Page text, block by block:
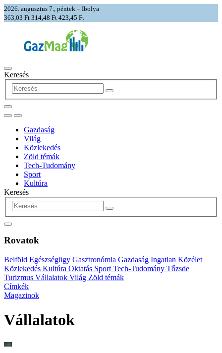
2026. augusztus 7., péntek – Ibolya
363,03 Ft 314,48 Ft 423,45 Ft
Keresés
Gazdaság
Világ
Közlekedés
Zöld témák
Tech-Tudomány
Sport
Kultúra
Keresés
Rovatok
Belföld Egészségügy Gasztronómia Gazdaság Ingatlan Közélet
Közlekedés Kultúra Oktatás Sport Tech-Tudomány Tőzsde
Turizmus Vállalatok Világ Zöld témák
Címkék
Magazinok
Vállalatok